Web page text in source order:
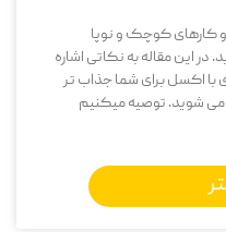
و کارهای کوچک و نوپا
در این مقاله به نکاتی اشاره
با اکسل برای شما جذاب تر
شوید. توصیه میکنیم